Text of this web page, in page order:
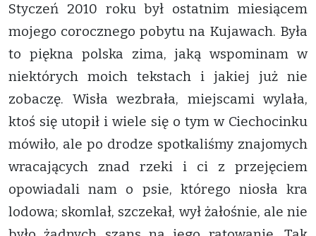
Styczeń 2010 roku był ostatnim miesiącem
mojego corocznego pobytu na Kujawach. Była
to piękna polska zima, jaką wspominam w
niektórych moich tekstach i jakiej już nie
zobaczę. Wisła wezbrała, miejscami wylała,
ktoś się utopił i wiele się o tym w Ciechocinku
mówiło, ale po drodze spotkaliśmy znajomych
wracających znad rzeki i ci z przejęciem
opowiadali nam o psie, którego niosła kra
lodowa; skomlał, szczekał, wył żałośnie, ale nie